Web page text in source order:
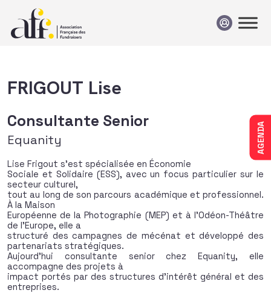
AGENDA
FRIGOUT Lise
Consultante Senior
Equanity
Lise Frigout s’est spécialisée en Économie
Sociale et Solidaire (ESS), avec un focus particulier sur le
secteur culturel,
tout au long de son parcours académique et professionnel.
À la Maison
Européenne de la Photographie (MEP) et à l’Odéon-Théâtre
de l’Europe, elle a
structuré des campagnes de mécénat et développé des
partenariats stratégiques.
Aujourd’hui consultante senior chez Equanity, elle
accompagne des projets à
impact portés par des structures d’intérêt général et des
entreprises.